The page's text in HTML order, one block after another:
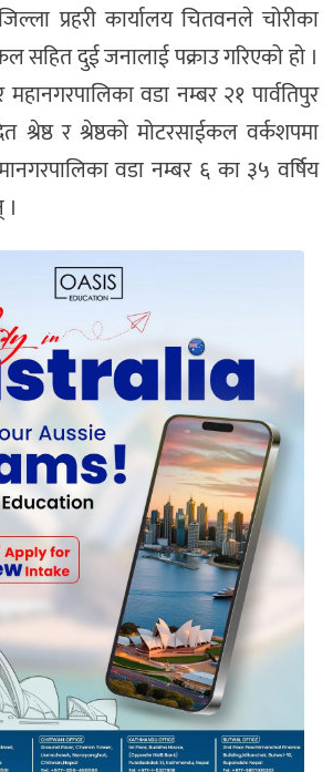
प्रहरी कार्यालय चितवनले चोरीका
सहित दुई जनालाई पक्राउ गरिएको हो ।
महानगरपालिका वडा नम्बर २१ पार्वतिपुर
श्रेष्ठ र श्रेष्ठको मोटरसाईकल वर्कशपमा
वडा नम्बर ६ का ३५ वर्षिय